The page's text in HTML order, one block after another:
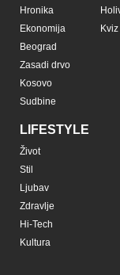
Hronika
Ekonomija
Beograd
Zasadi drvo
Kosovo
Sudbine
Kviz
LIFESTYLE
Život
Stil
Ljubav
Zdravlje
Hi-Tech
Kultura